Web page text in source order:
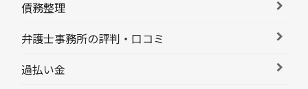
債務整理
弁護士事務所の評判・口コミ
過払い金